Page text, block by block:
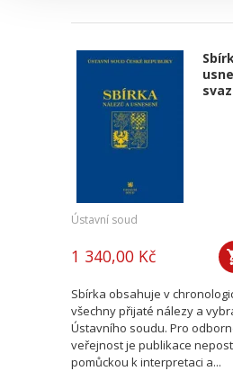
Ústavní soud
1 340,00 Kč
Sbírka obsahuje v
všechny přijaté nálezy a
Ústavního soudu. Pro
veřejnost je publikace
pomůckou k interpretaci a...